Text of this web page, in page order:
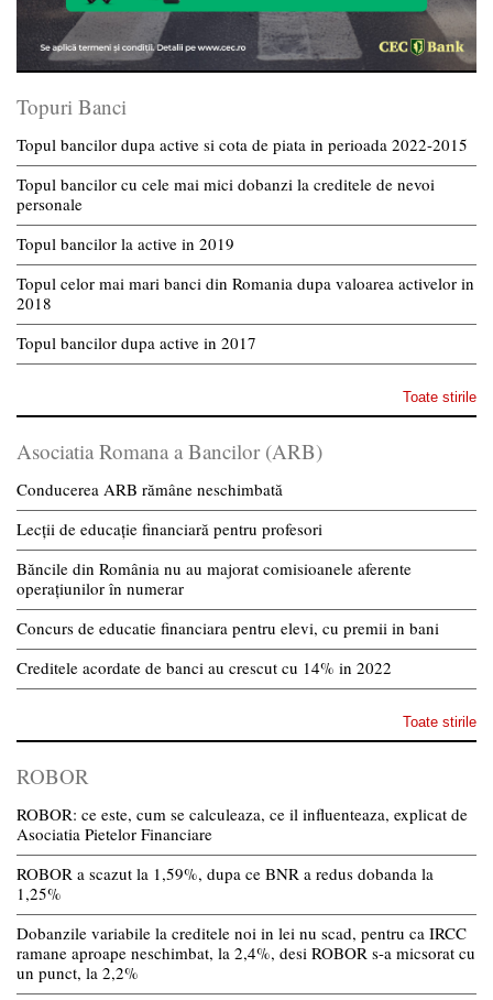
Topuri Banci
Topul bancilor dupa active si cota de piata in perioada 2022-2015
Topul bancilor cu cele mai mici dobanzi la creditele de nevoi
personale
Topul bancilor la active in 2019
Topul celor mai mari banci din Romania dupa valoarea activelor in
2018
Topul bancilor dupa active in 2017
Toate stirile
Asociatia Romana a Bancilor (ARB)
Conducerea ARB rămâne neschimbată
Lecții de educație financiară pentru profesori
Băncile din România nu au majorat comisioanele aferente
operațiunilor în numerar
Concurs de educatie financiara pentru elevi, cu premii in bani
Creditele acordate de banci au crescut cu 14% in 2022
Toate stirile
ROBOR
ROBOR: ce este, cum se calculeaza, ce il influenteaza, explicat de
Asociatia Pietelor Financiare
ROBOR a scazut la 1,59%, dupa ce BNR a redus dobanda la
1,25%
Dobanzile variabile la creditele noi in lei nu scad, pentru ca IRCC
ramane aproape neschimbat, la 2,4%, desi ROBOR s-a micsorat cu
un punct, la 2,2%